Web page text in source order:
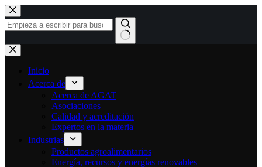
Ir
al
contenido
Sin
resultados
Inicio
Acerca de
Acerca de AGAT
Asociaciones
Calidad y acreditación
Expertos en la materia
Industrias
Productos agroalimentarios
Energía, recursos y energías renovables